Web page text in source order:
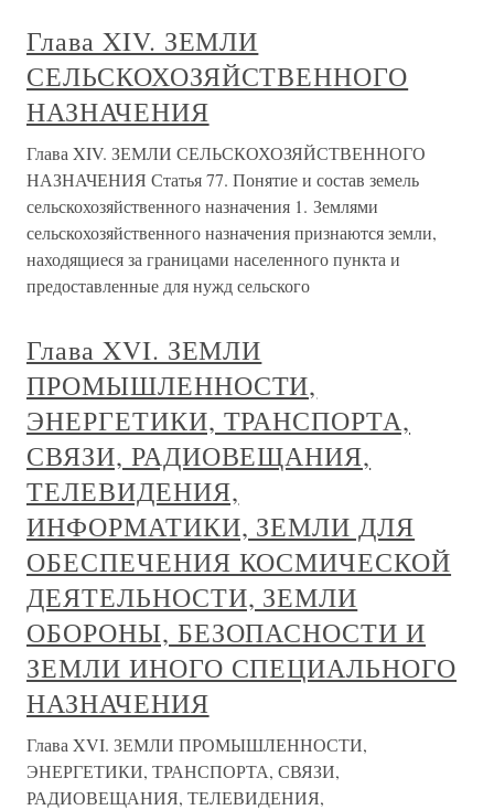
Глава XIV. ЗЕМЛИ
СЕЛЬСКОХОЗЯЙСТВЕННОГО
НАЗНАЧЕНИЯ
Глава XIV. ЗЕМЛИ СЕЛЬСКОХОЗЯЙСТВЕННОГО
НАЗНАЧЕНИЯ Статья 77. Понятие и состав земель
сельскохозяйственного назначения 1. Землями
сельскохозяйственного назначения признаются земли,
находящиеся за границами населенного пункта и
предоставленные для нужд сельского
Глава XVI. ЗЕМЛИ
ПРОМЫШЛЕННОСТИ,
ЭНЕРГЕТИКИ, ТРАНСПОРТА,
СВЯЗИ, РАДИОВЕЩАНИЯ,
ТЕЛЕВИДЕНИЯ,
ИНФОРМАТИКИ, ЗЕМЛИ ДЛЯ
ОБЕСПЕЧЕНИЯ КОСМИЧЕСКОЙ
ДЕЯТЕЛЬНОСТИ, ЗЕМЛИ
ОБОРОНЫ, БЕЗОПАСНОСТИ И
ЗЕМЛИ ИНОГО СПЕЦИАЛЬНОГО
НАЗНАЧЕНИЯ
Глава XVI. ЗЕМЛИ ПРОМЫШЛЕННОСТИ,
ЭНЕРГЕТИКИ, ТРАНСПОРТА, СВЯЗИ,
РАДИОВЕЩАНИЯ, ТЕЛЕВИДЕНИЯ,